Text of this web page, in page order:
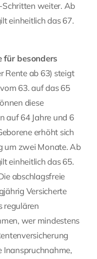
weiter. Ab
einheitlich das 67.
für besonders
Rente ab 63) steigt
63. auf das 65
diese
auf 64 Jahre und 6
erhöht sich
um zwei Monate. Ab
einheitlich das 65.
abschlagsfreie
Versicherte
regulären
wer mindestens
Inanspruchnahme,